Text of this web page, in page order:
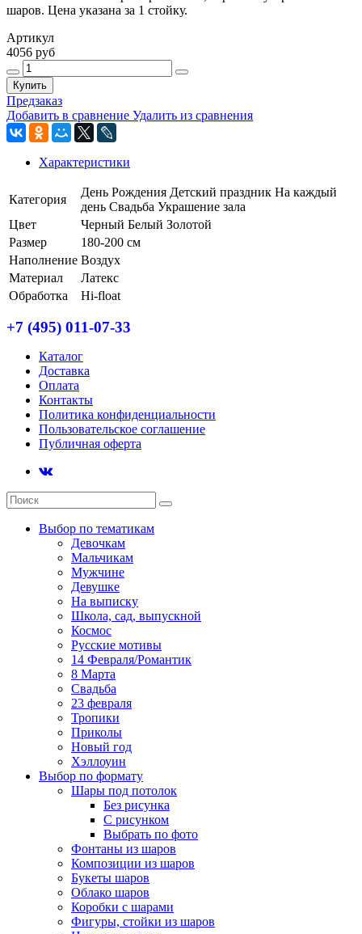
шаров. Цена указана за 1 стойку.
Артикул
4056 руб
Купить
Предзаказ
Добавить в сравнение Удалить из сравнения
Характеристики
Категория
День Рождения Детский праздник На каждый
день Свадьба Украшение зала
Цвет
Черный Белый Золотой
Размер
180-200 см
Наполнение Воздух
Материал
Латекс
Обработка
Hi-float
+7 (495) 011-07-33
Каталог
Доставка
Оплата
Контакты
Политика конфиденциальности
Пользовательское соглашение
Публичная оферта
Выбор по тематикам
Девочкам
Мальчикам
Мужчине
Девушке
На выписку
Школа, сад, выпускной
Космос
Русские мотивы
14 Февраля/Романтик
8 Марта
Свадьба
23 февраля
Тропики
Приколы
Новый год
Хэллоуин
Выбор по формату
Шары под потолок
Без рисунка
С рисунком
Выбрать по фото
Фонтаны из шаров
Композиции из шаров
Букеты шаров
Облако шаров
Коробки с шарами
Фигуры, стойки из шаров